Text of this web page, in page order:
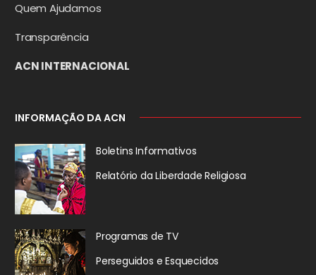
Quem Ajudamos
Transparência
ACN INTERNACIONAL
INFORMAÇÃO DA ACN
Boletins Informativos
Relatório da Liberdade Religiosa
Programas de TV
Perseguidos e Esquecidos